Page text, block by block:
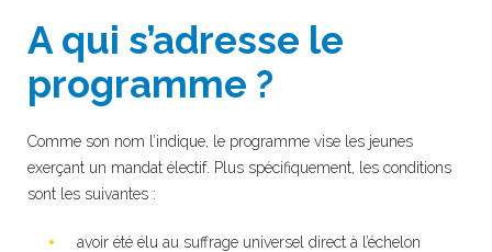
A qui s’adresse le
programme ?
Comme son nom l’indique, le programme vise les jeunes
exerçant un mandat électif. Plus spécifiquement, les conditions
sont les suivantes :
avoir été élu au suffrage universel direct à l’échelon